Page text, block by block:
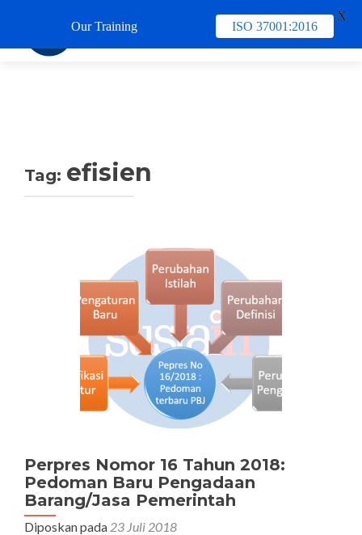
Tag: efisien
Perpres Nomor 16 Tahun 2018:
Pedoman Baru Pengadaan
Barang/Jasa Pemerintah
Diposkan pada 23 Juli 2018
Our Training ISO 37001:2016
X